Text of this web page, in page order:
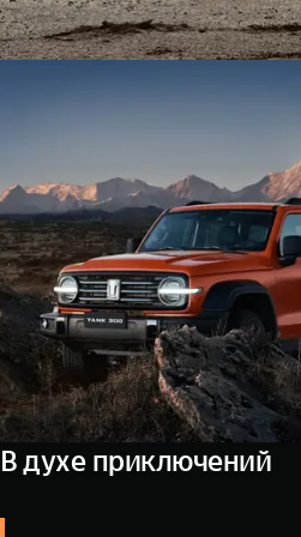
В духе приключений